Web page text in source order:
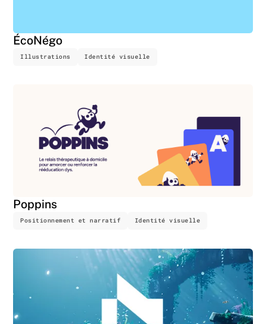
ÉcoNégo
Illustrations Identité visuelle
Poppins
Positionnement et narratif Identité visuelle